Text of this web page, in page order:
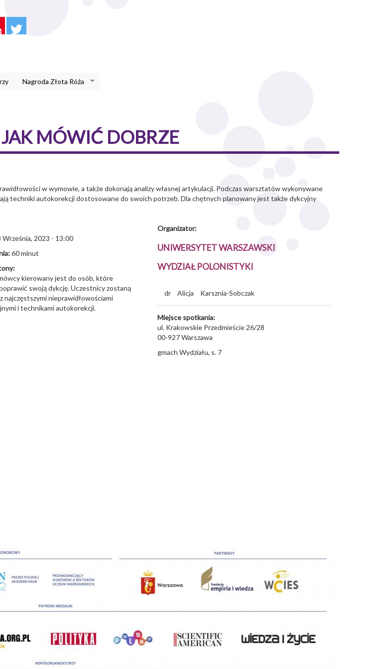
Nagroda Złota Róża
MÓWIĆ DOBRZE
w wymowie, a także dokonają analizy własnej artykulacji. Podczas warsztatów wykonywane
techniki autokorekcji dostosowane do swoich potrzeb. Dla chętnych planowany jest także dykcyjny
Września, 2023 - 13:00
60 minut
kierowany jest do osób, które
swoją dykcję. Uczestnicy zostaną
najczęstszymi nieprawidłowościami
i technikami autokorekcji.
Organizator:
UNIWERSYTET WARSZAWSKI
WYDZIAŁ POLONISTYKI
dr Alicja Karsznia-Sobczak
Miejsce spotkania:
ul. Krakowskie Przedmieście 26/28
00-927Warszawa
gmach Wydziału, s. 7